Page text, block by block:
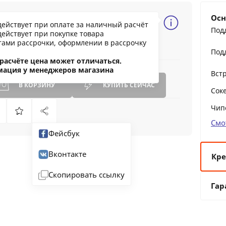
BYN238.38
при оплате за наличный расчёт
при покупке товара
рассрочки, оформлении в рассрочку
цена может отличаться.
у менеджеров магазина
о снижении цены
В КОРЗИНУ КУПИТЬСЕЙЧАС
Фейсбук
Вконтакте
Скопировать ссылку